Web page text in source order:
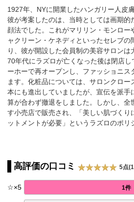
1927年、NYに開業したハンガリー人皮
彼が考案したのは、当時としては画期的
顔法でした。これがマリリン・モンロー
ャクリーン・ケネディといったセレブの
り、彼が開設した会員制の美容サロンは
70年代にラズロが亡くなった後は閉店
ーホーで再オープンし、ファッショニス
ます。化粧品については、サロンクロー
本にも進出していましたが、宣伝を派手
算が合わず撤退をしました。しかし、全
す小売店で販売され、「美しい肌づくり
ットメントが必要」というラズロのポリ
高評価の口コミ 5点
☆×5 1件